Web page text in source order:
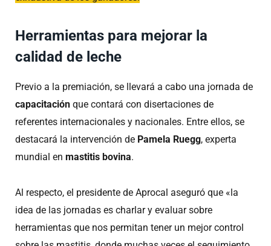
Herramientas para mejorar la
calidad de leche
Previo a la premiación, se llevará a cabo una jornada de
capacitación que contará con disertaciones de
referentes internacionales y nacionales. Entre ellos, se
destacará la intervención de Pamela Ruegg, experta
mundial en mastitis bovina.
Al respecto, el presidente de Aprocal aseguró que «la
idea de las jornadas es charlar y evaluar sobre
herramientas que nos permitan tener un mejor control